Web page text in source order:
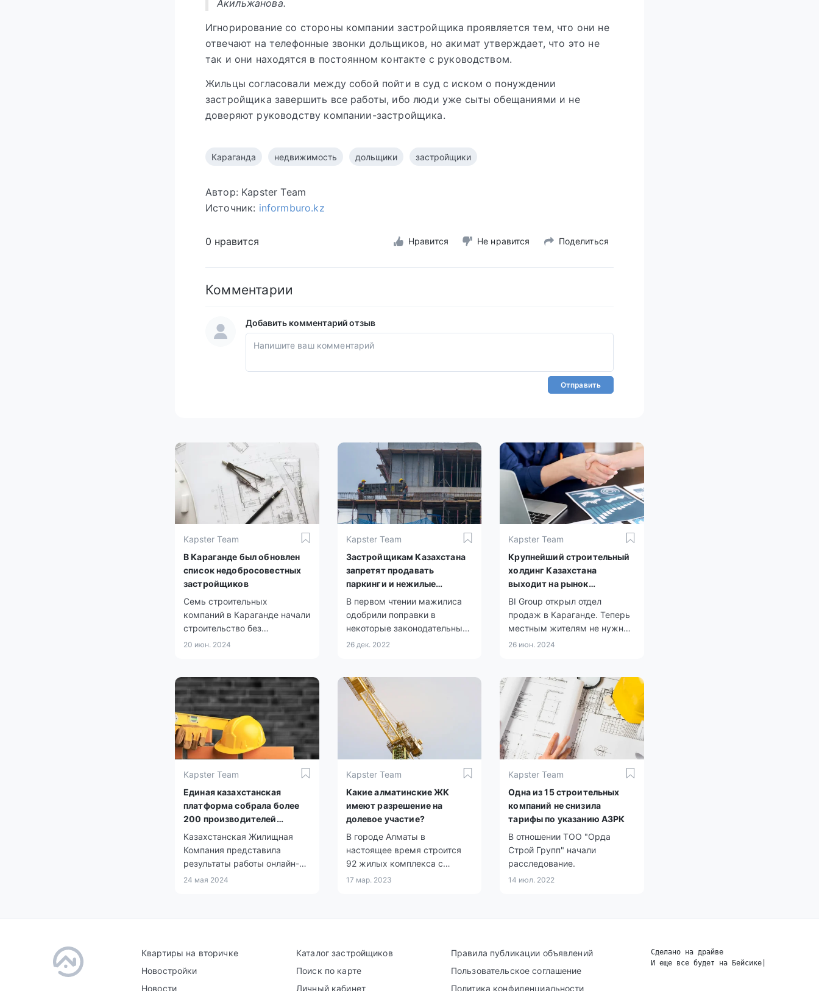
Акильжанова.
Игнорирование со стороны компании застройщика проявляется тем, что они не
отвечают на телефонные звонки дольщиков, но акимат утверждает, что это не
так и они находятся в постоянном контакте с руководством.
Жильцы согласовали между собой пойти в суд с иском о понуждении
застройщика завершить все работы, ибо люди уже сыты обещаниями и не
доверяют руководству компании-застройщика.
Караганда недвижимость дольщики застройщики
Автор: Kapster Team
Источник: informburo.kz
0 нравится Нравится Не нравится Поделиться
Комментарии
Добавить комментарий отзыв
Отправить
Kapster Team
В Караганде был обновлен
список недобросовестных
застройщиков
Семь строительных
компаний в Караганде начали
строительство без
разрешительных документов
20 июн. 2024
Kapster Team
Застройщикам Казахстана
запретят продавать
паркинги и нежилые
помещения
В первом чтении мажилиса
одобрили поправки в
некоторые законодательные
акты по вопросам жилищно-
застройщиков продавать
нежилые помещения и
паркинги, передает Zakon.kz
26 дек. 2022
Kapster Team
Крупнейший строительный
холдинг Казахстана
выходит на рынок
Караганды
BI Group открыл отдел
продаж в Караганде. Теперь
местным жителям не нужно
ехать в Алматы или Астану
26 июн. 2024
Kapster Team
Единая казахстанская
платформа собрала более
200 производителей
стройматериалов
Казахстанская Жилищная
Компания представила
результаты работы онлайн-
платформы material.kz,
24 мая 2024
Kapster Team
Какие алматинские ЖК
имеют разрешение на
долевое участие?
В городе Алматы в
настоящее время строится
92 жилых комплекса с
разрешением на привлечение
17 мар. 2023
Kapster Team
Одна из 15 строительных
компаний не снизила
тарифы по указанию АЗРК
В отношении ТОО "Орда
Строй Групп" начали
расследование.
14 июл. 2022
Квартиры на вторичке
Новостройки
Новости
Каталог застройщиков
Поиск по карте
Личный кабинет
Правила публикации объявлений
Пользовательское соглашение
Политика конфиденциальности
Сделано на драйве
И еще все будет на Бейсике